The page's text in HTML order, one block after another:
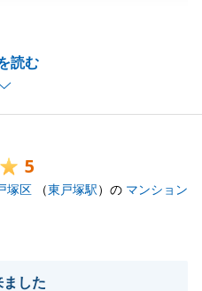
読む
できるよう努めてまいり
けください。よろしくお
5
塚区 （東戸塚駅）の マンション
ました